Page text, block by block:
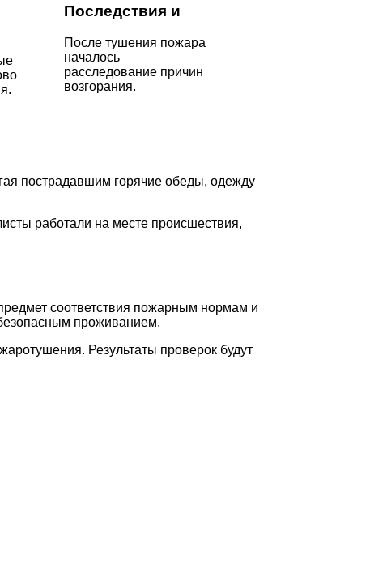
Последствия и
После тушения пожара
началось
расследование причин
возгорания.
пострадавшим горячие обеды, одежду
работали на месте происшествия,
соответствия пожарным нормам и
проживанием.
Результаты проверок будут